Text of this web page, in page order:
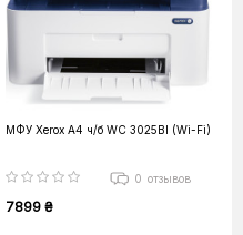
МФУ Xerox А4 ч/б WC 3025BI (Wi-Fi)
0 отзывов
7899 ₴